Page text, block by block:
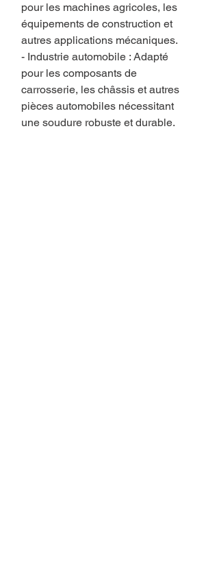
pour les machines agricoles, les
équipements de construction et
autres applications mécaniques.
- Industrie automobile : Adapté
pour les composants de
carrosserie, les châssis et autres
pièces automobiles nécessitant
une soudure robuste et durable.